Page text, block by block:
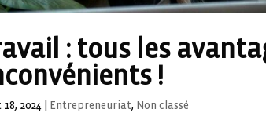
: tous les
!
18, 2024 Entrepreneuriat, Non classé